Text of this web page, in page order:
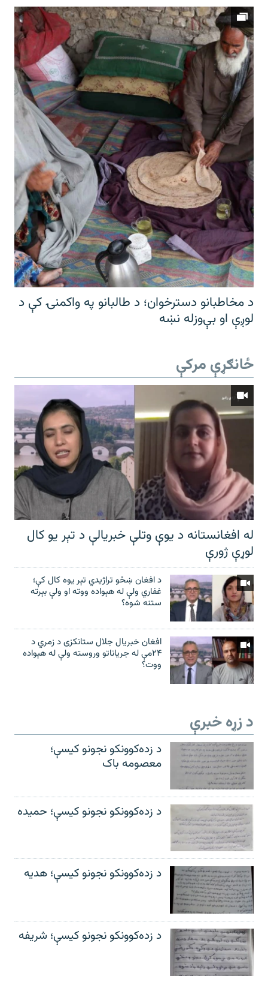
د مخاطبانو دسترخوان؛ د طالبانو په واکمنۍ کې د
لوږې او بې‌وزله نښه
ځانګړې مرکې
له افغانستانه د یوې وتلې خبریالې د تېر يو کال
لوړې ژورې
د افغان ښځو تراژیدي تېر یوه کال کې؛
غفاري ولې له هېواده ووته او ولې بېرته
ستنه شوه؟
افغان خبریال جلال ستانکزی د زمري د
۲۴مې له جریاناتو وروسته ولې له هېواده
ووت؟
د زړه خبرې
د زده‌کوونکو نجونو کیسې؛
معصومه باک
د زده‌کوونکو نجونو کیسې؛ حمیده
د زده‌کوونکو نجونو کیسې؛ هدیه
د زده‌کوونکو نجونو کیسې؛ شریفه